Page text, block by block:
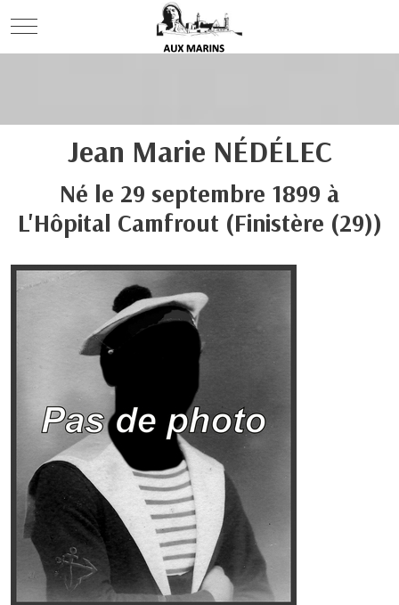
Mobile Menu Toggle
Jean Marie NÉDÉLEC
Né le 29 septembre 1899 à
L'Hôpital Camfrout (Finistère (29))